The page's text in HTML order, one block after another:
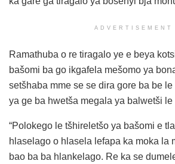
ADVERTISEMENT
Ramathuba o re tiragalo ye e beya
bašomi ba go ikgafela mešomo ya
setšhaba mme se se dira gore ba be
ya ge ba hwetša megala ya balwetši le
“Polokego le tšhireletšo ya bašomi e
hlaselago o hlasela lefapa ka moka la
bao ba ba hlankelago. Re ka se